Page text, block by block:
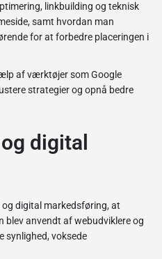
linkbuilding og teknisk
samt hvordan man
for at forbedre placeringen i
af værktøjer som Google
strategier og opnå bedre
digital
digital markedsføring, at
blev anvendt af webudviklere og
synlighed, voksede